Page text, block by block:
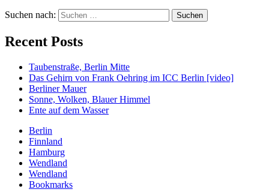
Suchen nach:
Recent Posts
Taubenstraße, Berlin Mitte
Das Gehirn von Frank Oehring im ICC Berlin [video]
Berliner Mauer
Sonne, Wolken, Blauer Himmel
Ente auf dem Wasser
Berlin
Finnland
Hamburg
Wendland
Wendland
Bookmarks